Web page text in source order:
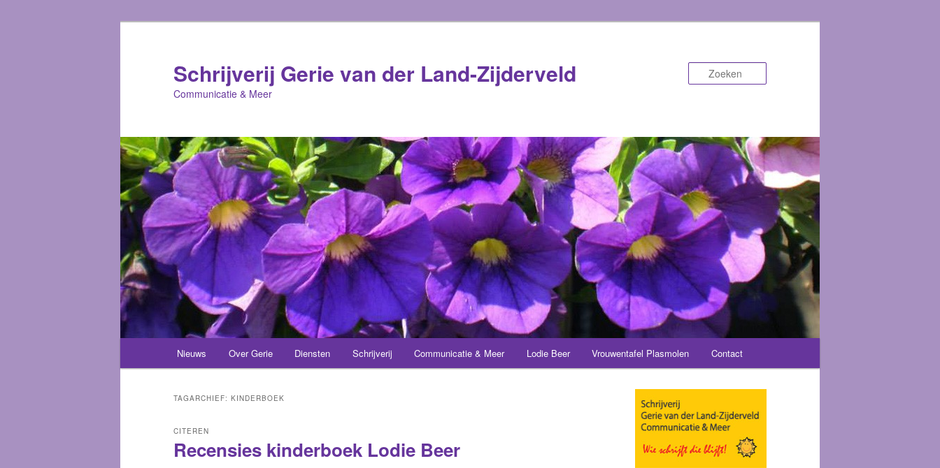
Schrijverij Gerie van der Land-Zijderveld
Communicatie & Meer
Spring
primaire
Spring
secundaire
Nieuws Over Gerie Diensten Schrijverij Communicatie & Meer Lodie Beer Vrouwentafel Plasmolen Contact
TAGARCHIEF: KINDERBOEK
Recensies kinderboek Lodie Beer
CITEREN